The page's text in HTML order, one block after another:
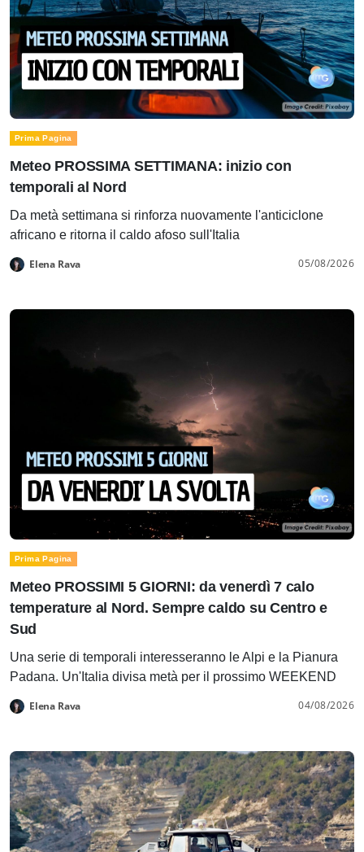
Prima Pagina
Meteo PROSSIMA SETTIMANA: inizio con
temporali al Nord
Da metà settimana si rinforza nuovamente l'anticiclone
africano e ritorna il caldo afoso sull'Italia
Elena Rava 05/08/2026
Prima Pagina
Meteo PROSSIMI 5 GIORNI: da venerdì 7 calo
temperature al Nord. Sempre caldo su Centro e
Sud
Una serie di temporali interesseranno le Alpi e la Pianura
Padana. Un'Italia divisa metà per il prossimo WEEKEND
Elena Rava 04/08/2026